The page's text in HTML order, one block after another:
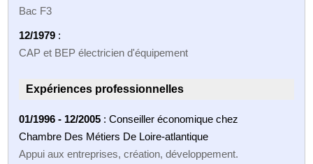
Bac F3
12/1979 :
CAP et BEP électricien d'équipement
Expériences professionnelles
01/1996 - 12/2005 : Conseiller économique chez
Chambre Des Métiers De Loire-atlantique
Appui aux entreprises, création, développement.